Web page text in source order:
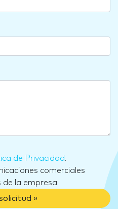
de Privacidad.
comerciales
la empresa.
»